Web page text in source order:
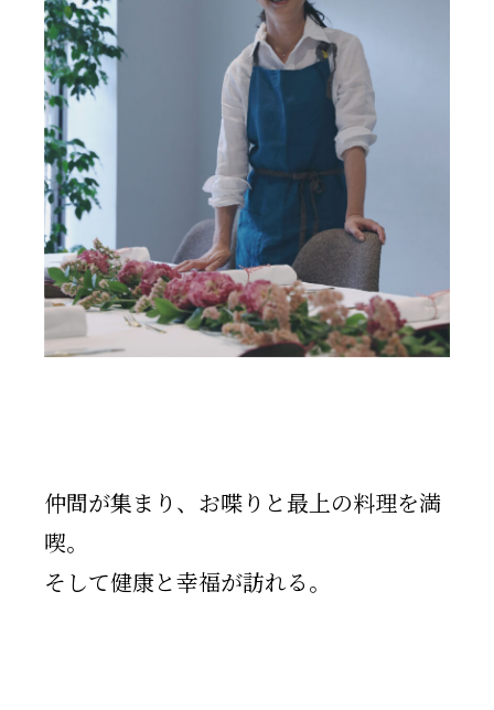
仲間が集まり、お喋りと最上の料理を満
喫。
そして健康と幸福が訪れる。